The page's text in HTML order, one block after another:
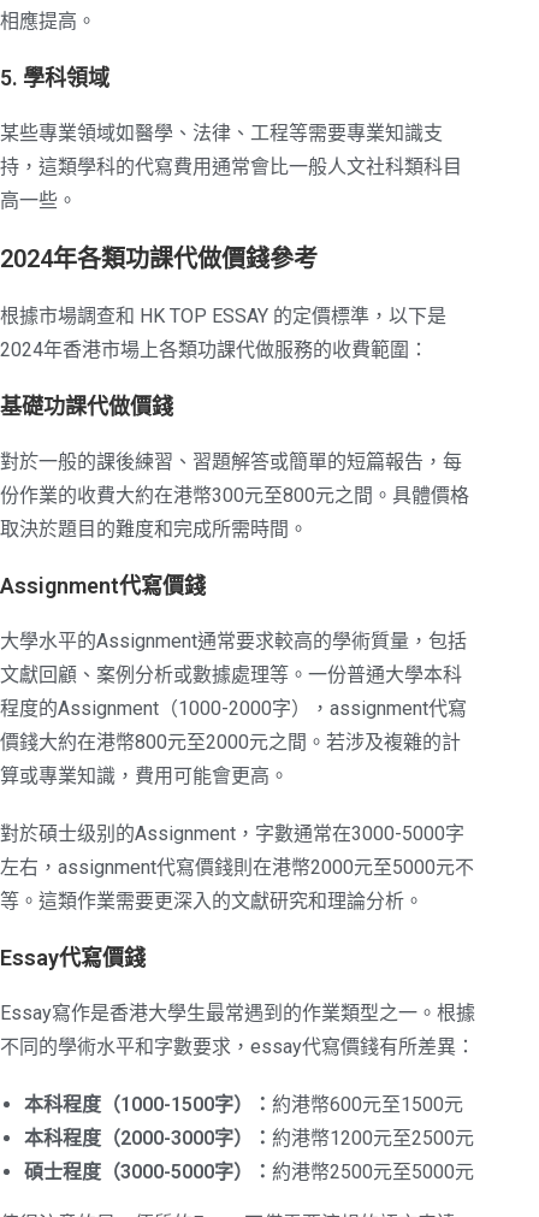
相應提高。
5. 學科領域
某些專業領域如醫學、法律、工程等需要專業知識支
持，這類學科的代寫費用通常會比一般人文社科類科目
高一些。
2024年各類功課代做價錢參考
根據市場調查和 HK TOP ESSAY 的定價標準，以下是
2024年香港市場上各類功課代做服務的收費範圍：
基礎功課代做價錢
對於一般的課後練習、習題解答或簡單的短篇報告，每
份作業的收費大約在港幣300元至800元之間。具體價格
取決於題目的難度和完成所需時間。
Assignment代寫價錢
大學水平的Assignment通常要求較高的學術質量，包括
文獻回顧、案例分析或數據處理等。一份普通大學本科
程度的Assignment（1000-2000字），assignment代寫
價錢大約在港幣800元至2000元之間。若涉及複雜的計
算或專業知識，費用可能會更高。
對於碩士级别的Assignment，字數通常在3000-5000字
左右，assignment代寫價錢則在港幣2000元至5000元不
等。這類作業需要更深入的文獻研究和理論分析。
Essay代寫價錢
Essay寫作是香港大學生最常遇到的作業類型之一。根據
不同的學術水平和字數要求，essay代寫價錢有所差異：
本科程度（1000-1500字）： 約港幣600元至1500元
本科程度（2000-3000字）： 約港幣1200元至2500元
碩士程度（3000-5000字）： 約港幣2500元至5000元